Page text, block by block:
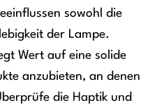
sowohl die
der Lampe.
Wert auf eine solide
anzubieten, an denen
die Haptik und